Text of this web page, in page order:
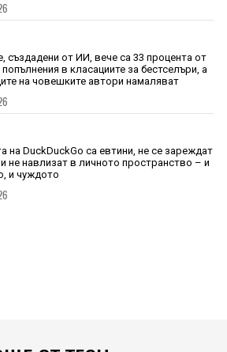
създадени от ИИ, вече са 33 процента от
в класациите за бестселъри, а
на човешките автори намаляват
на DuckDuckGo са евтини, не се зареждат
и не навлизат в личното пространство – и
и чуждото